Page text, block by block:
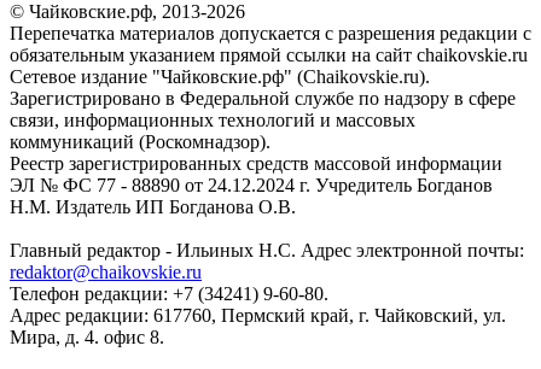
© Чайковские.рф, 2013-2026
Перепечатка материалов допускается с разрешения редакции с
обязательным указанием прямой ссылки на сайт chaikovskie.ru
Сетевое издание "Чайковские.рф" (Chaikovskie.ru).
Зарегистрировано в Федеральной службе по надзору в сфере
связи, информационных технологий и массовых
коммуникаций (Роскомнадзор).
Реестр зарегистрированных средств массовой информации
ЭЛ № ФС 77 - 88890 от 24.12.2024 г. Учредитель Богданов
Н.М. Издатель ИП Богданова О.В.
Главный редактор - Ильиных Н.С. Адрес электронной почты:
redaktor@chaikovskie.ru
Телефон редакции: +7 (34241) 9-60-80.
Адрес редакции: 617760, Пермский край, г. Чайковский, ул.
Мира, д. 4. офис 8.